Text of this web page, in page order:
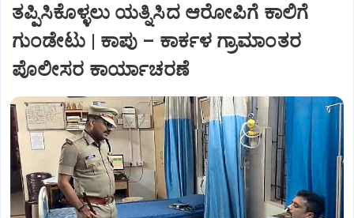
ತಪ್ಪಿಸಿಕೊಳ್ಳಲು ಯತ್ನಿಸಿದ ಆರೋಪಿಗೆ ಕಾಲಿಗೆ
ಗುಂಡೇಟು | ಕಾಪು – ಕಾರ್ಕಳ ಗ್ರಾಮಾಂತರ
ಪೊಲೀಸರ ಕಾರ್ಯಾಚರಣೆ